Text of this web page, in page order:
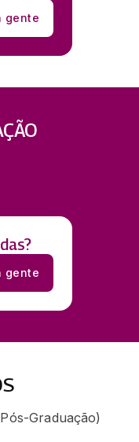
gente
gente
Graduação)